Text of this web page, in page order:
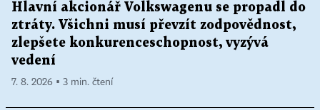
Hlavní akcionář Volkswagenu se propadl do
ztráty. Všichni musí převzít zodpovědnost,
zlepšete konkurenceschopnost, vyzývá
vedení
7. 8. 2026 ▪ 3 min. čtení